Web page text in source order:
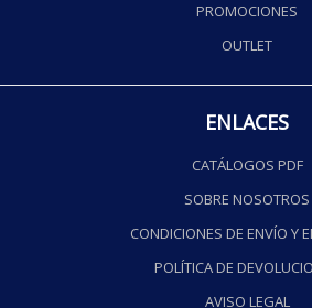
PROMOCIONES
OUTLET
ENLACES
CATÁLOGOS PDF
SOBRE NOSOTROS
CONDICIONES DE ENVÍO Y
POLÍTICA DE
AVISO LEGAL